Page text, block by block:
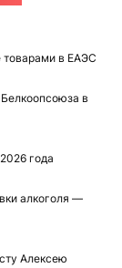
товарами в ЕАЭС
в
года
алкоголя —
Алексею